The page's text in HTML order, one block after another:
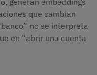
que cambian
no se interpreta
en “abrir una cuenta